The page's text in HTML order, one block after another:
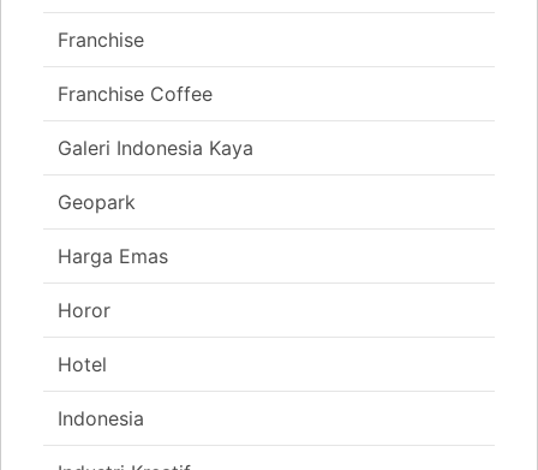
Franchise
Franchise Coffee
Galeri Indonesia Kaya
Geopark
Harga Emas
Horor
Hotel
Indonesia